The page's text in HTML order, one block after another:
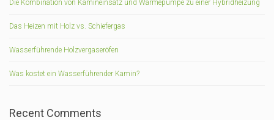
Die Kombination von Kamineinsatz und Wärmepumpe zu einer Hybridheizung
Das Heizen mit Holz vs. Schiefergas
Wasserführende Holzvergaseröfen
Was kostet ein Wasserführender Kamin?
Recent Comments